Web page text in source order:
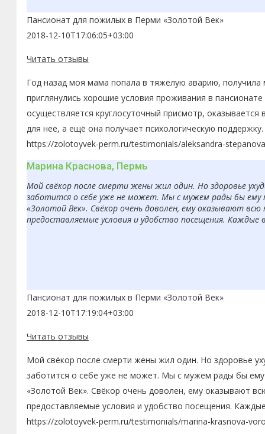
Пансионат для пожилых в Перми «Золотой Век»
2018-12-10T17:06:05+03:00
Читать отзывы
Год назад моя мама попала в тяжёлую аварию,
приглянулись хорошие условия проживания в
осуществляется круглосуточный присмотр,
для неё, а ещё она получает психологическую
https://zolotoyvek-perm.ru/testimonials/aleksandra-
Марина Краснова, Пермь
Мой свёкор после смерти жены жил один. Но здоровье
заботится о себе уже не может. Мы с мужем рады бы ему
«Золотой Век». Свёкор очень доволен, ему оказывают
предоставляемые условия и удобство посещения.
Пансионат для пожилых в Перми «Золотой Век»
2018-12-10T17:19:04+03:00
Читать отзывы
Мой свёкор после смерти жены жил один. Но здоровье
заботится о себе уже не может. Мы с мужем рады бы ему
«Золотой Век». Свёкор очень доволен, ему оказывают
предоставляемые условия и удобство посещения.
https://zolotoyvek-perm.ru/testimonials/marina-krasnova-